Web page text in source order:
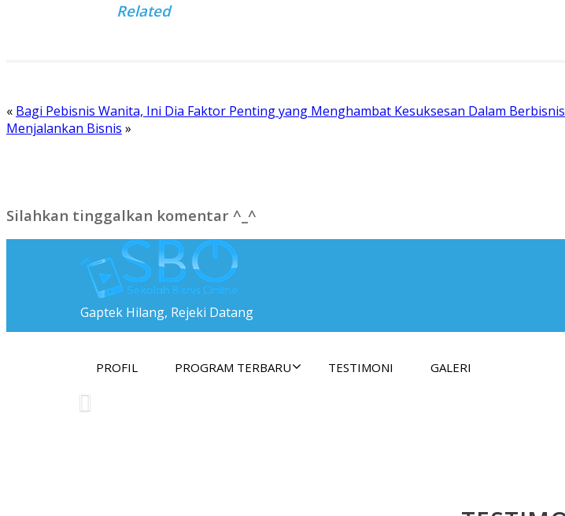
Related
« Bagi Pebisnis Wanita, Ini Dia Faktor Penting yang Menghambat Kesuksesan Dalam Berbisnis
Menjalankan Bisnis »
Silahkan tinggalkan komentar ^_^